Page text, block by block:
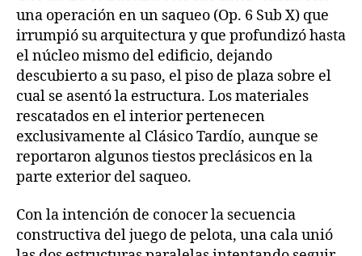
una operación en un saqueo (Op. 6 Sub X) que
irrumpió su arquitectura y que profundizó hasta
el núcleo mismo del edificio, dejando
descubierto a su paso, el piso de plaza sobre el
cual se asentó la estructura. Los materiales
rescatados en el interior pertenecen
exclusivamente al Clásico Tardío, aunque se
reportaron algunos tiestos preclásicos en la
parte exterior del saqueo.
Con la intención de conocer la secuencia
constructiva del juego de pelota, una cala unió